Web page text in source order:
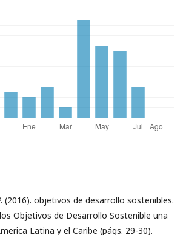
(2016). objetivos de desarrollo sostenibles.
Objetivos de Desarrollo Sostenible una
Latina y el Caribe (págs. 29-30).